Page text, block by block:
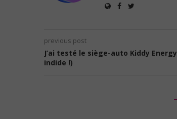
previous post
J’ai testé le siège-auto Kiddy
indide !)